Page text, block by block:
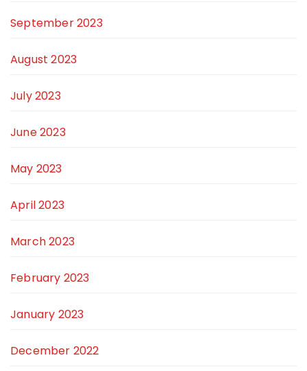
September 2023
August 2023
July 2023
June 2023
May 2023
April 2023
March 2023
February 2023
January 2023
December 2022